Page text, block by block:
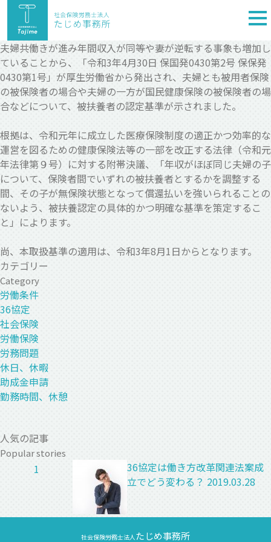
夫婦共働きが進み年間収入が同等や妻が逆転する事象も増加し
ていることから、「令和3年4月30日 保国発0430第2号 保保発
0430第1号」が厚生労働省から発出され、夫婦とも被用者保険
の被保険者の場合や夫婦の一方が国民健康保険の被保険者の場
合などについて、被扶養者の認定基準が示されました。
根拠は、令和元年に成立した医療保険制度の適正かつ効率的な
運営を図るための健康保険法等の一部を改正する法律（令和元
年法律第９号）に対する附帯決議、「年収がほぼ同じ夫婦の子
について、保険者間でいずれの被扶養者とするかを調整する
間、その子が無保険状態となって償還払いを強いられることの
ないよう、被扶養認定の具体的かつ明確な基準を策定するこ
と」によります。
尚、本取扱基準の適用は、令和3年8月1日からとなります。
カテゴリー
Category
労働条件
36協定
社会保険
労働保険
労務問題
休日、休暇
助成金申請
勤務時間、休憩
人気の記事
Popular stories
1
36協定は働き方改革関連法案成
立でどう変わる？ 2019.03.28
社会保険労務士法人 たじめ事務所